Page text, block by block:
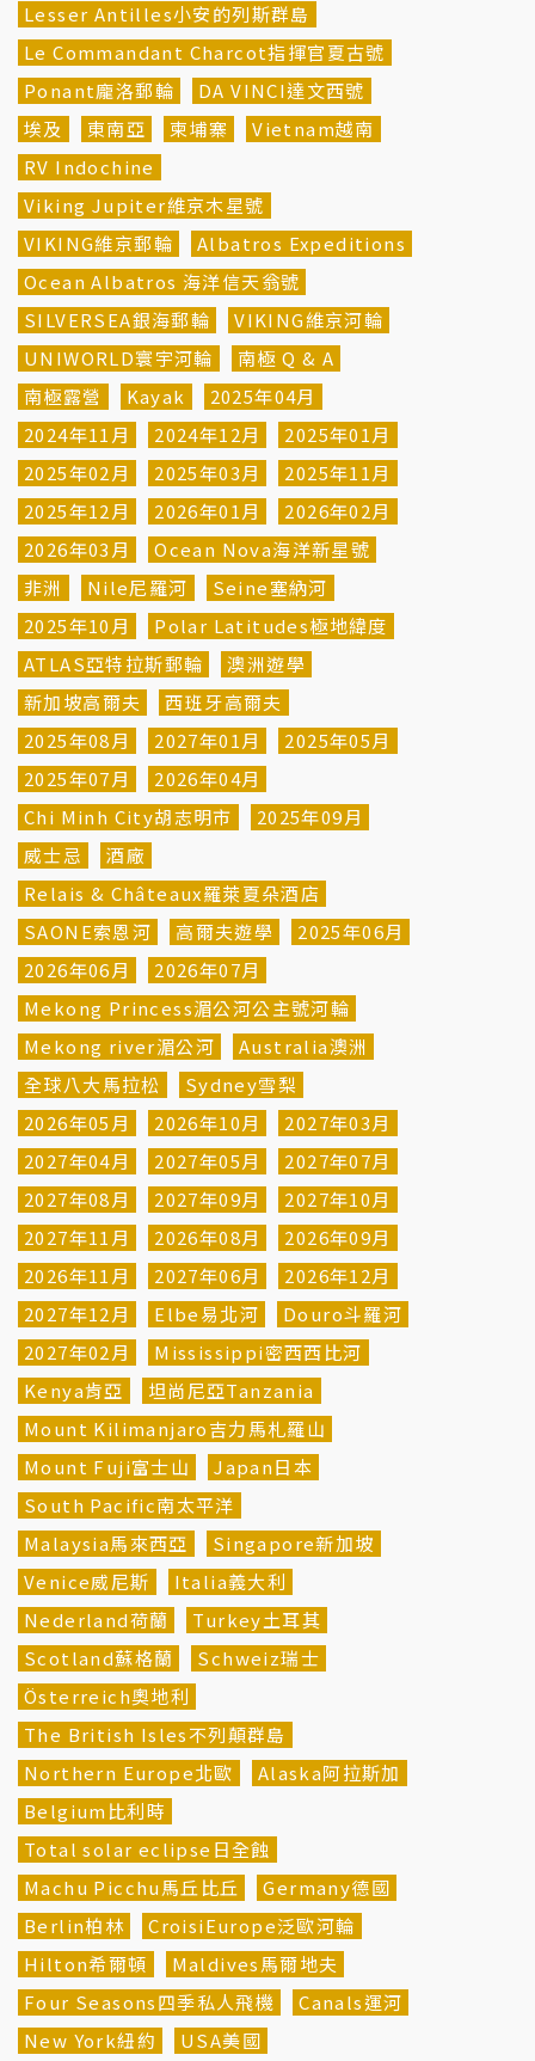
Lesser Antilles小安的列斯群島
Le Commandant Charcot指揮官夏古號
Ponant龐洛郵輪
DA VINCI達文西號
埃及
東南亞 柬埔寨
Vietnam越南
RV Indochine
Viking Jupiter維京木星號
VIKING維京郵輪
Albatros Expeditions
Ocean Albatros 海洋信天翁號
SILVERSEA銀海郵輪
VIKING維京河輪
UNIWORLD寰宇河輪
南極 Q & A
南極露營
Kayak
2025年04月
2024年11月
2024年12月
2025年01月
2025年02月
2025年03月
2025年11月
2025年12月
2026年01月
2026年02月
2026年03月
Ocean Nova海洋新星號
非洲
Nile尼羅河
Seine塞納河
2025年10月
Polar Latitudes極地緯度
ATLAS亞特拉斯郵輪
澳洲遊學
新加坡高爾夫
西班牙高爾夫
2025年08月
2027年01月
2025年05月
2025年07月
2026年04月
Chi Minh City胡志明市
2025年09月
威士忌
酒廠
Relais & Châteaux羅萊夏朵酒店
SAONE索恩河
高爾夫遊學
2025年06月
2026年06月
2026年07月
Mekong Princess湄公河公主號河輪
Mekong river湄公河
Australia澳洲
全球八大馬拉松
Sydney雪梨
2026年05月
2026年10月
2027年03月
2027年04月
2027年05月
2027年07月
2027年08月
2027年09月
2027年10月
2027年11月
2026年08月
2026年09月
2026年11月
2027年06月
2026年12月
2027年12月
Elbe易北河
Douro斗羅河
2027年02月
Mississippi密西西比河
Kenya肯亞
坦尚尼亞Tanzania
Mount Kilimanjaro吉力馬札羅山
Mount Fuji富士山
Japan日本
South Pacific南太平洋
Malaysia馬來西亞
Singapore新加坡
Venice威尼斯
Italia義大利
Nederland荷蘭
Turkey土耳其
Scotland蘇格蘭
Schweiz瑞士
Österreich奧地利
The British Isles不列顛群島
Northern Europe北歐
Alaska阿拉斯加
Belgium比利時
Total solar eclipse日全蝕
Machu Picchu馬丘比丘
Germany德國
Berlin柏林
CroisiEurope泛歐河輪
Hilton希爾頓
Maldives馬爾地夫
Four Seasons四季私人飛機
Canals運河
New York紐約
USA美國